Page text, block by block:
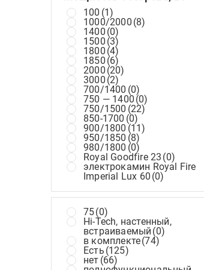
100 (1)
1000/2000 (8)
1400 (0)
1500 (3)
1800 (4)
1850 (6)
2000 (20)
3000 (2)
700/1400 (0)
750 — 1400 (0)
750/1500 (22)
850-1700 (0)
900/1800 (11)
950/1850 (8)
980/1800 (0)
Royal Goodfire 23 (0)
электрокамин Royal Fire
Imperial Lux 60 (0)
75(0)
Hi-Tech, настенный,
встраиваемый (0)
в комплекте(74)
Есть (125)
нет (66)